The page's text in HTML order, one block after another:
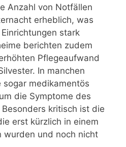
Anzahl von Notfällen
erheblich, was
stark
berichten zudem
Pflegeaufwand
In manchen
sogar medikamentös
die Symptome des
kritisch ist die
erst kürzlich in einem
wurden und noch nicht